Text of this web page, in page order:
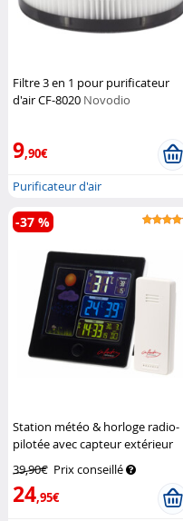
Filtre 3 en 1 pour purificateur
d'air CF-8020 Novodio
9,90€
Purificateur d'air
Station météo & horloge radio-
pilotée avec capteur extérieur
Infactory
39,90€ Prix conseillé
24,95€
-37 %